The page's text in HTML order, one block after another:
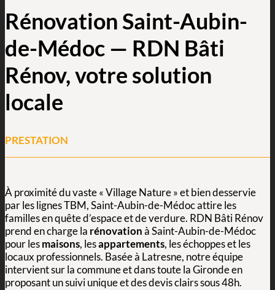
Rénovation Saint-Aubin-
de-Médoc — RDN Bâti
Rénov, votre solution
locale
PRESTATION
À proximité du vaste « Village Nature » et bien desservie
par les lignes TBM, Saint-Aubin-de-Médoc attire les
familles en quête d’espace et de verdure. RDN Bâti Rénov
prend en charge la rénovationà Saint-Aubin-de-Médoc
pour lesmaisons, lesappartements, les échoppes et les
locaux professionnels. Basée à Latresne, notre équipe
intervient sur la commune et dans toute la Gironde en
proposant un suivi unique et des devis clairs sous 48h.